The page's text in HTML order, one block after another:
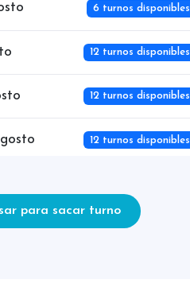
6 turnos disponibles
12 turnos disponibles
12 turnos disponibles
12 turnos disponibles
12 turnos disponibles
para sacar turno